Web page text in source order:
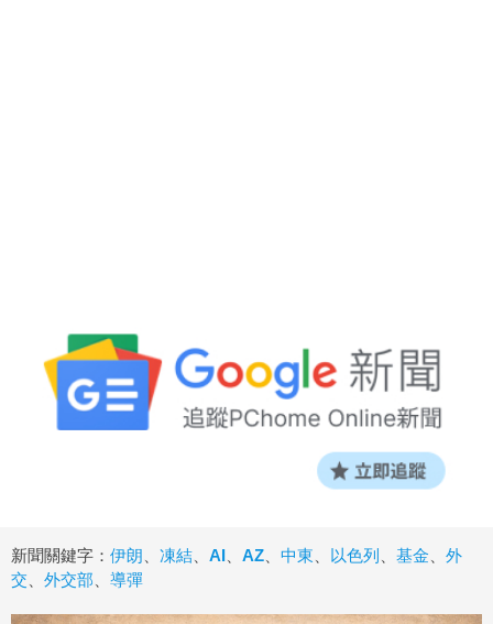
新聞關鍵字： 伊朗 凍結 AI AZ 中東 以色列 基金
外
交
外交部 導彈